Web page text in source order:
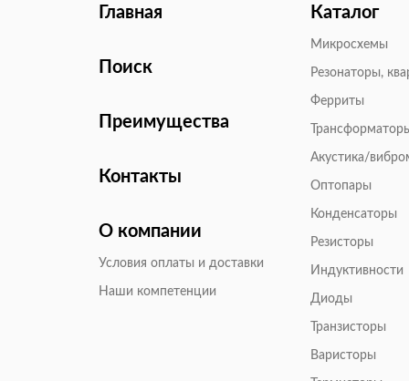
Главная
Поиск
Преимущества
Контакты
О компании
Условия оплаты и доставки
Наши компетенции
Каталог
Микросхемы
Резонаторы,
Ферриты
Акустика/
Оптопары
Конденсаторы
Резисторы
Индуктивности
Диоды
Транзисторы
Варисторы